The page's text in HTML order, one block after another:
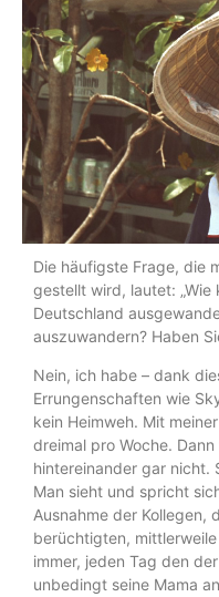
Die häufigste Frage, die
gestellt wird, lautet: „Wie
Deutschland
auszuwandern? Haben
Nein, ich habe – dank
Errungenschaften wie
kein Heimweh. Mit
dreimal pro Woche.
hintereinander gar nicht.
Man sieht und spricht
Ausnahme der Kollegen,
berüchtigten,
immer, jeden Tag den
unbedingt seine Mama